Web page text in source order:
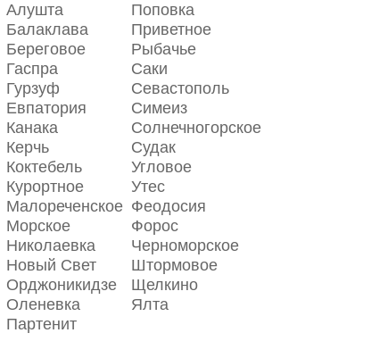
Алушта
Балаклава
Береговое
Гаспра
Гурзуф
Евпатория
Канака
Керчь
Коктебель
Курортное
Малореченское
Морское
Николаевка
Новый Свет
Орджоникидзе
Оленевка
Партенит
Поповка
Приветное
Рыбачье
Саки
Севастополь
Симеиз
Солнечногорское
Судак
Угловое
Утес
Феодосия
Форос
Черноморское
Штормовое
Щелкино
Ялта